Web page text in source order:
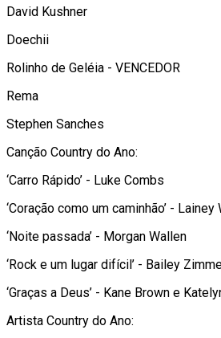
David Kushner
Doechii
Rolinho de Geléia - VENCEDOR
Rema
Stephen Sanches
Canção Country do Ano:
‘Carro Rápido’ - Luke Combs
‘Coração como um caminhão’ -
‘Noite passada’ - Morgan Wallen
‘Rock e um lugar difícil’ - Bailey
‘Graças a Deus’ - Kane Brown e
Artista Country do Ano: